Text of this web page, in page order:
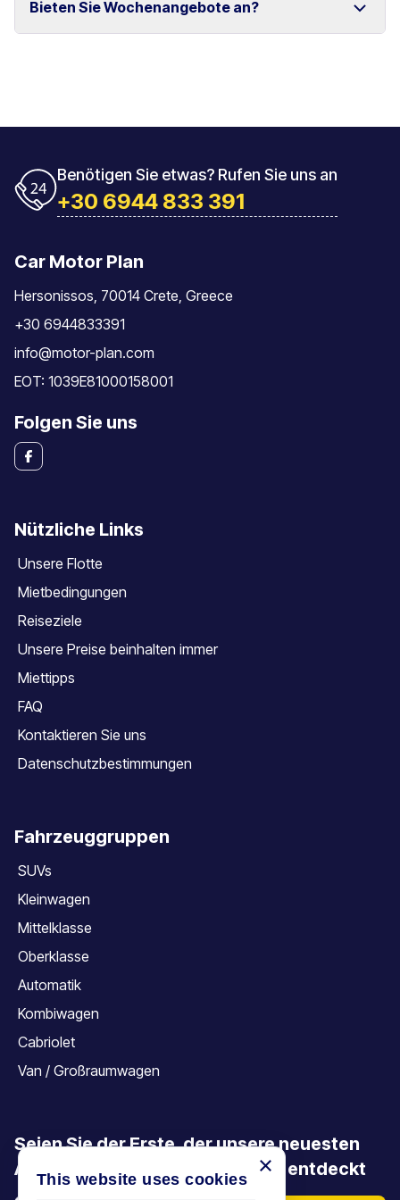
und Rethymno.
Das Fahrzeug muss mit der gleichen Tankfüllung
Bieten Sie Wochenangebote an?
Benötigen Sie etwas? Rufen Sie uns an
+30 6944 833 391
Car Motor Plan
Hersonissos, 70014 Crete, Greece
+30 6944833391
info@motor-plan.com
EOT: 1039E81000158001
Folgen Sie uns
Nützliche Links
Unsere Flotte
Mietbedingungen
Reiseziele
Unsere Preise beinhalten immer
Miettipps
FAQ
Kontaktieren Sie uns
Datenschutzbestimmungen
Fahrzeuggruppen
SUVs
Kleinwagen
Mittelklasse
Oberklasse
Automatik
Kombiwagen
Cabriolet
Van / Großraumwagen
Seien Sie der Erste, der unsere neuesten
Angebote, Aktionen und Artikel entdeckt
×
This website uses cookies